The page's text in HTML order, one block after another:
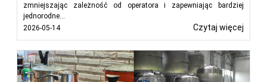
zmniejszając zależność od operatora i zapewniając bardziej
jednorodne...
2026-05-14
Czytaj więcej